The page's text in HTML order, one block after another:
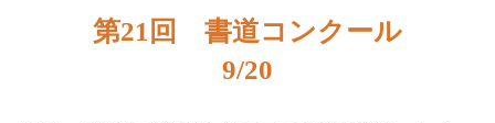
第21回 書道コンクール
9/20